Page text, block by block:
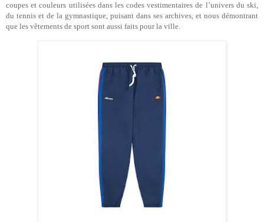
coupes et couleurs utilisées dans les codes vestimentaires de l’univers du ski,
du tennis et de la gymnastique, puisant dans ses archives, et nous démontrant
que les vêtements de sport sont aussi faits pour la ville.